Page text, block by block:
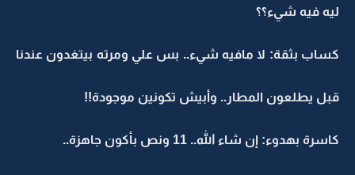
ليه فيه شيء؟؟
كساب بثقة: لا مافيه شيء.. بس علي ومرته بيتغدون عندنا
قبل يطلعون المطار.. وأبيش تكونين موجودة!!
كاسرة بهدوء: إن شاء الله.. 11 ونص بأكون جاهزة..